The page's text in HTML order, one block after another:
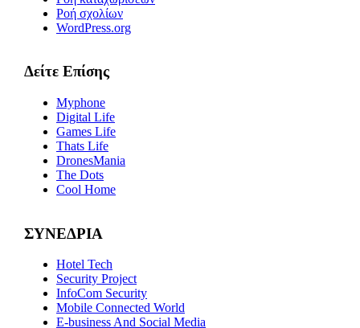
Ροή σχολίων
WordPress.org
Δείτε Επίσης
Myphone
Digital Life
Games Life
Thats Life
DronesMania
The Dots
Cool Home
ΣΥΝΕΔΡΙΑ
Hotel Tech
Security Project
InfoCom Security
Mobile Connected World
E-business And Social Media